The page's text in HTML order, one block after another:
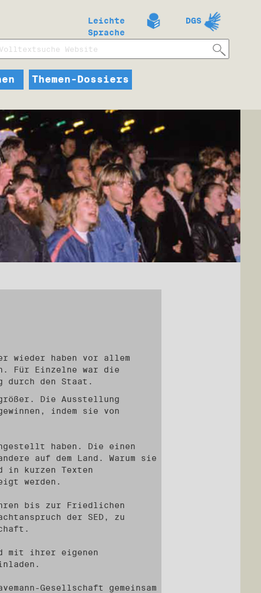
Leichte
Sprache
DGS
Themen-Dossiers
wieder haben vor allem
Für Einzelne war die
durch den Staat.
Die Ausstellung
indem sie von
haben. Die einen
auf dem Land. Warum sie
in kurzen Texten
werden.
bis zur Friedlichen
der SED, zu
mit ihrer eigenen
Gesellschaft gemeinsam